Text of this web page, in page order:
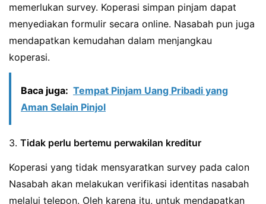
memerlukan survey. Koperasi simpan pinjam dapat
menyediakan formulir secara online. Nasabah pun juga
mendapatkan kemudahan dalam menjangkau
koperasi.
Baca juga: Tempat Pinjam Uang Pribadi yang
Aman Selain Pinjol
3. Tidak perlu bertemu perwakilan kreditur
Koperasi yang tidak mensyaratkan survey pada calon
Nasabah akan melakukan verifikasi identitas nasabah
melalui telepon. Oleh karena itu, untuk mendapatkan